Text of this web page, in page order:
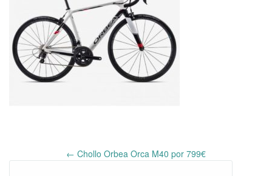
Post
← Chollo Orbea Orca M40 por 799€